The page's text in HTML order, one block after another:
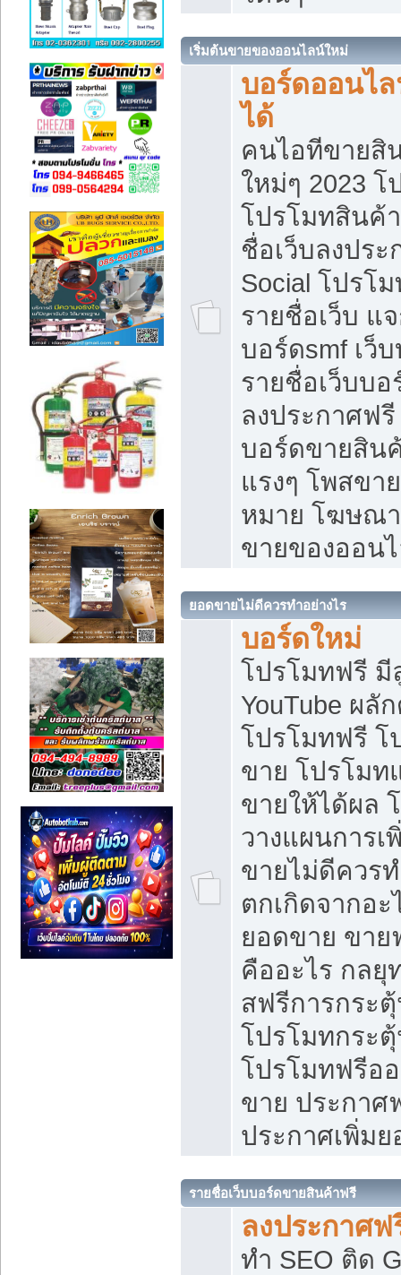
เริ่มต้นขายของออนไลน์ใหม่
บอร์ดออนไ
ได้
คนไอทีขายสิ
ใหม่ๆ 2023
โปรโมทสินค้
ชื่อเว็บลงปร
Social โปรโ
รายชื่อเว็บ แ
บอร์ดsmf เว็
รายชื่อเว็บบ
ลงประกาศฟรี
บอร์ดขายสิน
แรงๆ โพสขา
หมาย โฆษณ
ขายของออน
ยอดขายไม่ดีควรทำอย่างไร
บอร์ดใหม่
โปรโมทฟรี มี
YouTube ผลั
โปรโมทฟรี โ
ขาย โปรโมท
ขายให้ได้ผล
วางแผนการ
ขายไม่ดีควร
ตกเกิดจากอะ
ยอดขาย ขาย
คืออะไร กลยุ
สฟรีการกระ
โปรโมทกระ
โปรโมทฟรีอ
ขาย ประกาศ
ประกาศเพิ่ม
รายชื่อเว็บบอร์ดขายสินค้าฟรี
ลงประกาศฟ
ทำ SEO ติด